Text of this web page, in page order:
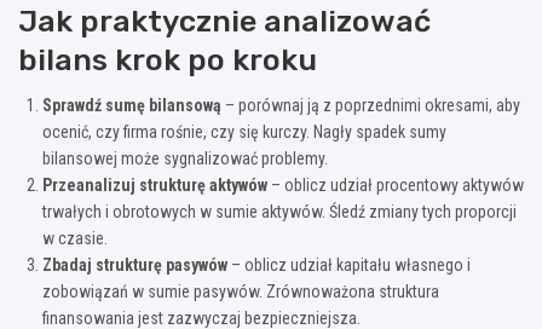
Jak praktycznie analizować
bilans krok po kroku
Sprawdź sumę bilansową – porównaj ją z poprzednimi okresami, aby
ocenić, czy firma rośnie, czy się kurczy. Nagły spadek sumy
bilansowej może sygnalizować problemy.
Przeanalizuj strukturę aktywów – oblicz udział procentowy aktywów
trwałych i obrotowych w sumie aktywów. Śledź zmiany tych proporcji
w czasie.
Zbadaj strukturę pasywów – oblicz udział kapitału własnego i
zobowiązań w sumie pasywów. Zrównoważona struktura
finansowania jest zazwyczaj bezpieczniejsza.